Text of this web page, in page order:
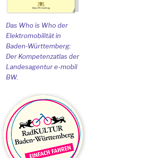
Das Who is Who der
Elektromobilität in
Baden-Württemberg:
Der Kompetenzatlas der
Landesagentur e-mobil
BW.